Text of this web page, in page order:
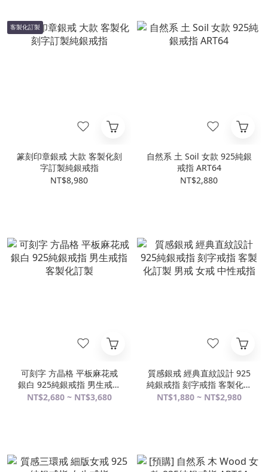
客製化訂製
篆刻印章銀戒 大款 客製化刻
字訂製純銀戒指
NT$8,980
自然系 土 Soil 女款 925純銀
戒指 ART64
NT$2,880
可刻字 方晶格 平板麻花戒
銀白 925純銀戒指 男生戒指
客製化訂製
NT$2,680 ~ NT$3,680
質感銀戒 經典直紋設計 925
純銀戒指 刻字戒指 客製化訂
製 男戒 女戒 中性戒指
NT$1,880 ~ NT$2,980